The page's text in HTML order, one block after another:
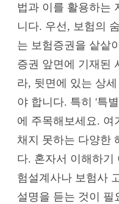
법과 이를 활용하는
니다. 우선, 보험의
는 보험증권을 샅샅
증권 앞면에 기재된
라, 뒷면에 있는 상
야 합니다. 특히 '특
에 주목해보세요. 여
채지 못하는 다양한
다. 혼자서 이해하기
험설계사나 보험사
설명을 듣는 것이 필